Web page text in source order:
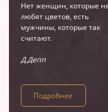
Нет женщин, которые
любят цветов, есть
мужчины, которые так
считают.
Д.Депп
Подробнее